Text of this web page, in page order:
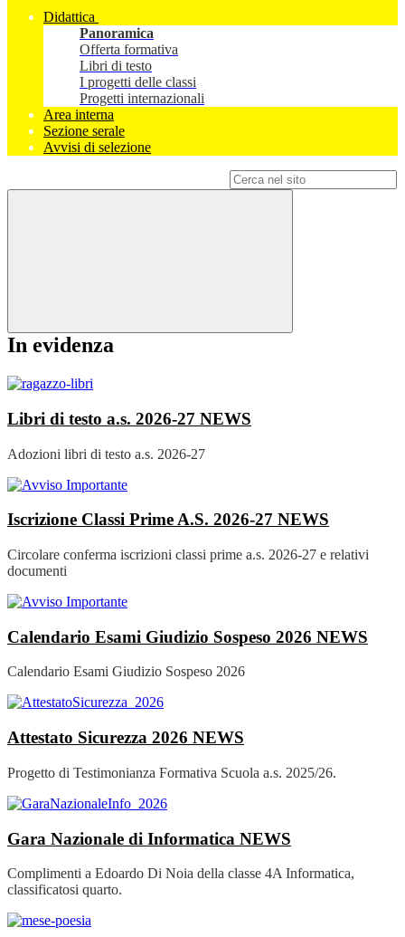
Didattica
Panoramica
Offerta formativa
Libri di testo
I progetti delle classi
Progetti internazionali
Area interna
Sezione serale
Avvisi di selezione
In evidenza
Libri di testo a.s. 2026-27 NEWS
Adozioni libri di testo a.s. 2026-27
Iscrizione Classi Prime A.S. 2026-27 NEWS
Circolare conferma iscrizioni classi prime a.s. 2026-27 e relativi
documenti
Calendario Esami Giudizio Sospeso 2026 NEWS
Calendario Esami Giudizio Sospeso 2026
Attestato Sicurezza 2026 NEWS
Progetto di Testimonianza Formativa Scuola a.s. 2025/26.
Gara Nazionale di Informatica NEWS
Complimenti a Edoardo Di Noia della classe 4A Informatica,
classificatosi quarto.